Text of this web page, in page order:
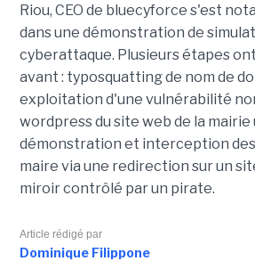
Riou, CEO de bluecyforce s'est
dans une démonstration de
cyberattaque. Plusieurs étapes
avant : typosquatting de nom de
exploitation d'une vulnérabilité
wordpress du site web de la
démonstration et interception
maire via une redirection sur un
miroir contrôlé par un pirate.
Article rédigé par
Dominique Filippone